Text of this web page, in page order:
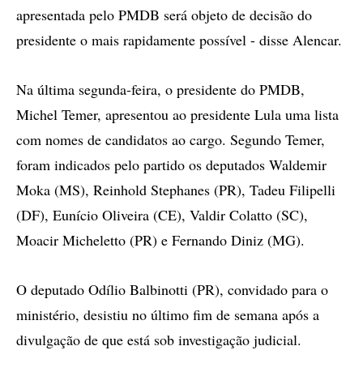
apresentada pelo PMDB será objeto de decisão do
presidente o mais rapidamente possível - disse Alencar.
Na última segunda-feira, o presidente do PMDB,
Michel Temer, apresentou ao presidente Lula uma lista
com nomes de candidatos ao cargo. Segundo Temer,
foram indicados pelo partido os deputados Waldemir
Moka (MS), Reinhold Stephanes (PR), Tadeu Filipelli
(DF), Eunício Oliveira (CE), Valdir Colatto (SC),
Moacir Micheletto (PR) e Fernando Diniz (MG).
O deputado Odílio Balbinotti (PR), convidado para o
ministério, desistiu no último fim de semana após a
divulgação de que está sob investigação judicial.